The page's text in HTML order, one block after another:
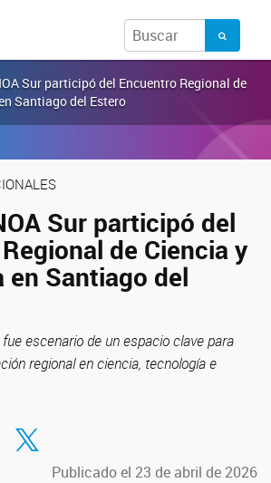
Sur participó del Encuentro Regional de
Santiago del Estero
Sur participó del
de Ciencia y
en Santiago del
escenario de un espacio clave para
regional en ciencia, tecnología e
en Facebook
Compartir en Twitter
Publicado el 23 de abril de 2026